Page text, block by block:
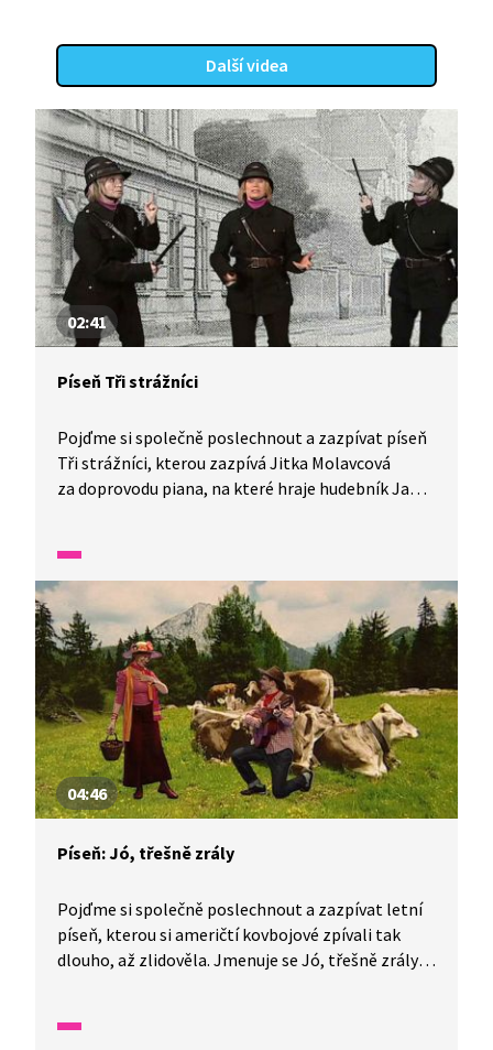
Další videa
02:41
Píseň Tři strážníci
Pojďme si společně poslechnout a zazpívat píseň
Tři strážníci, kterou zazpívá Jitka Molavcová
za doprovodu piana, na které hraje hudebník Jan
04:46
Píseň: Jó, třešně zrály
Pojďme si společně poslechnout a zazpívat letní
píseň, kterou si američtí kovbojové zpívali tak
dlouho, až zlidověla. Jmenuje se Jó, třešně zrály,
Maxián. Český text k této písni napsal Ivo Fischer.